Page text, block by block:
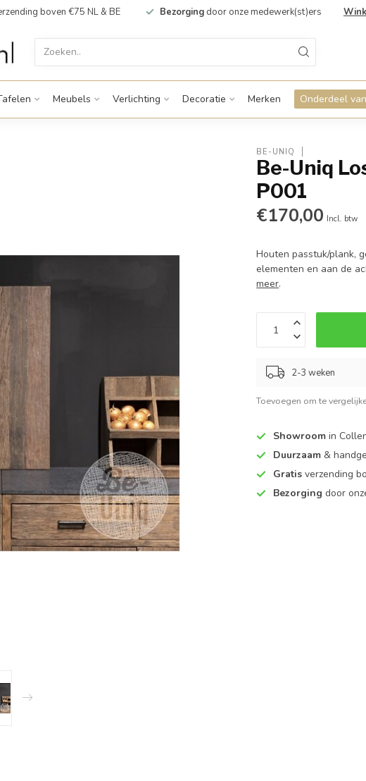
boven €75 NL & BE Bezorging door onze medewerk(st)ers
Meubels Verlichting Decoratie Merken Onderdeel
BE-UNIQ
Be-Uniq
P001
€170,00 Incl. btw
Houten passtuk/plank,
elementen en aan de
meer.
2-3 weken
Toevoegen om te
Showroom in
Duurzaam &
Gratis verzending
Bezorging door